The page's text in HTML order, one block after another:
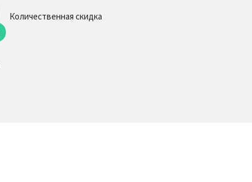
Количественная скидка